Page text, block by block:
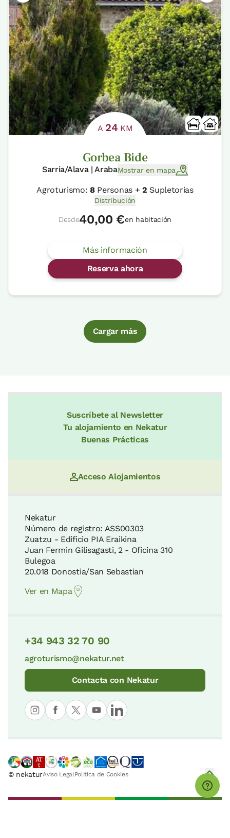
A 24 KM
Gorbea Bide
Sarria/Alava | ArabaMostrar en mapa
Agroturismo:8Personas + 2 Supletorias
Distribución
Desde40,00 €en habitación
Más información
Reserva ahora
Cargar más
Suscríbete al Newsletter
Tu alojamiento en Nekatur
Buenas Prácticas
Acceso Alojamientos
Nekatur
Número de registro: ASS00303
Zuatzu - Edificio PIA Eraikina
Juan Fermin Gilisagasti, 2 - Oficina 310
Bulegoa
20.018 Donostia/San Sebastian
Ver en Mapa
+34 943 32 70 90
agroturismo@nekatur.net
Contacta con Nekatur
© nekaturAviso Legal Política de Cookies